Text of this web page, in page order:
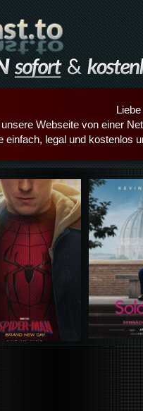
Webseite von einer
einfach, legal und kostenlos